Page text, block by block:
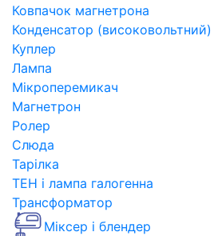
Ковпачок магнетрона
Конденсатор (високовольтний)
Куплер
Лампа
Мікроперемикач
Магнетрон
Ролер
Слюда
Тарілка
ТЕН і лампа галогенна
Трансформатор
Міксер і блендер